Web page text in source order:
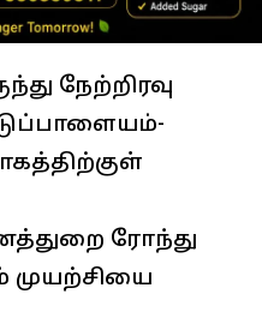
நேற்றிரவு
ரோந்து
முயற்சியை